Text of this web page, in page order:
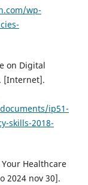
wp-
on Digital
[Internet].
ip51-
skills-2018-
Healthcare
2024 nov 30].